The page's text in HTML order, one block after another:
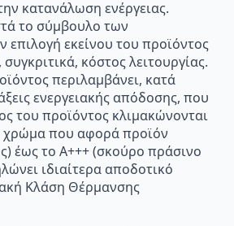
κατανάλωση ενέργειας.
το σύμβουλο των
εκείνου του προϊόντος
κόστος λειτουργίας.
περιλαμβάνει, κατά
ενεργειακής απόδοσης, που
του προϊόντος κλιμακώνονται
χρώμα που αφορά προϊόν
έως το Α+++ (σκούρο πράσινο
ιδιαίτερα αποδοτικό
Κλάση Θέρμανσης